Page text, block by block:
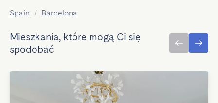
Spain / Barcelona
Mieszkania, które mogą Ci się
spodobać